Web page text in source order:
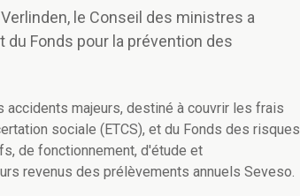
le Conseil des ministres a
du Fonds pour la prévention des
majeurs, destiné à couvrir les frais
sociale (ETCS), et du Fonds des risques
de fonctionnement, d'étude et
revenus des prélèvements annuels Seveso.